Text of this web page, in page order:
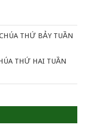
THỨ BẢY TUẦN
THỨ HAI TUẦN